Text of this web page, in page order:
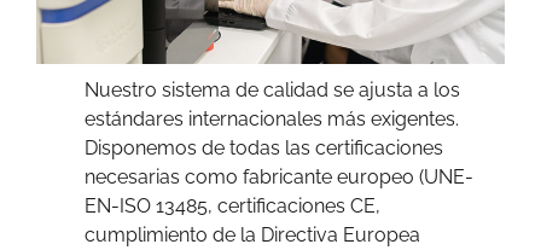
Nuestro sistema de calidad se ajusta a los
estándares internacionales más exigentes.
Disponemos de todas las certificaciones
necesarias como fabricante europeo (UNE-
EN-ISO 13485, certificaciones CE,
cumplimiento de la Directiva Europea